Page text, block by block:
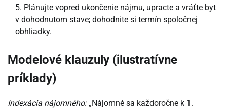
Plánujte vopred ukončenie nájmu, upracte a vráťte byt
v dohodnutom stave; dohodnite si termín spoločnej
obhliadky.
Modelové klauzuly (ilustratívne
príklady)
Indexácia nájomného:„Nájomné sa každoročne k 1.